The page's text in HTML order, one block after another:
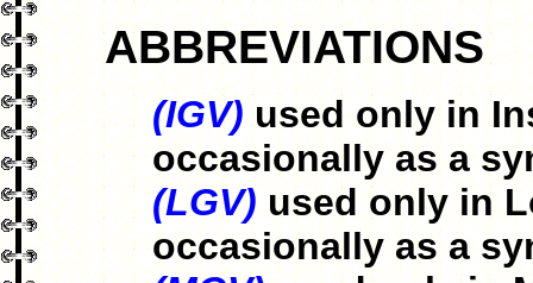
ABBREVIATIONS
(IGV) used only in
occasionally as a
(LGV) used only in
occasionally as a